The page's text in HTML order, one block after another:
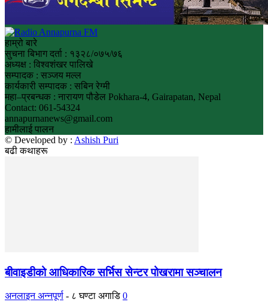
हाम्रो बारे
सुचना बिभाग दर्ता : १३२८/०७५/७६
अध्यक्ष : विश्वशंखर पालिखे
सम्पादक : सञ्जय मल्ल
कार्यकारी सम्पादक : सबिन रेग्मी
महा–प्रबन्धक : नारायण पौडेल Pokhara-4, Gairapatan, Nepal
Contact: 061-54324
annapurnanews@gmail.com
हामीलाई पालन
© Developed by : Ashish Puri
बढी कथाहरू
बीवाइडीको आधिकारिक सर्भिस सेन्टर पोखरामा सञ्चालन
अनलाइन अन्नपूर्ण - ८ घण्टा अगाडि 0